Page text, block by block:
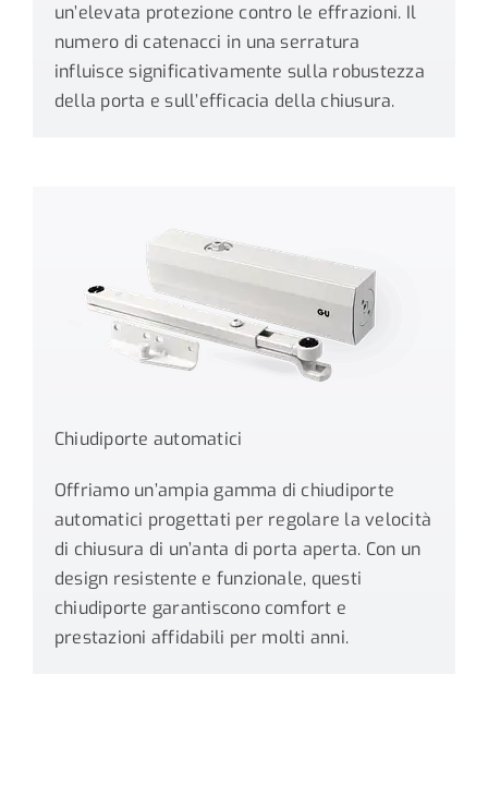
un’elevata protezione contro le effrazioni. Il
numero di catenacci in una serratura
influisce significativamente sulla robustezza
della porta e sull’efficacia della chiusura.
Chiudiporte automatici
Offriamo un’ampia gamma di chiudiporte
automatici progettati per regolare la velocità
di chiusura di un’anta di porta aperta. Con un
design resistente e funzionale, questi
chiudiporte garantiscono comfort e
prestazioni affidabili per molti anni.